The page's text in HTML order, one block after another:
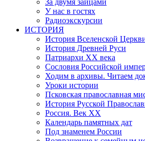
У нас в гостях
Радиоэкскурсии
ИСТОРИЯ
История Вселенской
История Древней Руси
Патриархи XX века
Сословия Российской
Ходим в архивы. Читаем
Уроки истории
Псковская православная
История Русской
Россия. Век ХХ
Календарь памятных дат
Под знаменем России